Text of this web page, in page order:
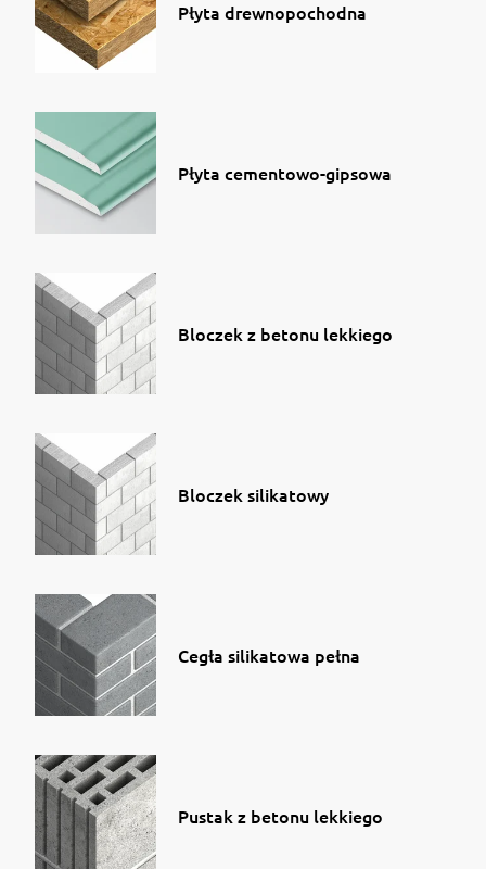
Płyta drewnopochodna
Płyta cementowo-gipsowa
Bloczek z betonu lekkiego
Bloczek silikatowy
Cegła silikatowa pełna
Pustak z betonu lekkiego